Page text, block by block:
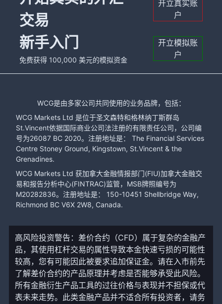
交易
开立真实账
户
新手入门
免费获得 100,000 美元的模拟资金
开立模拟账
户
WCG是由多家公司共同使用的业务品牌，包括：
WCG Markets Ltd 是位于圣文森特和格林纳丁斯群岛
St.Vincent依据国际商业公司法注册的有限责任公司，公司编
号为26087 BC 2020。注册地址是： The Financial Services
Centre Stoney Ground, Kingstown, St.Vincent & the
Grenadines.
WCG Markets Ltd 获加拿大金融情报部门(FIU)加拿大金融交
易和报告分析中心(FINTRAC)监管，MSB牌照编号为
M20282836。注册地址是： 150-10451 Shellbridge Way,
Richmond BC V6X 2W8, Canada.
高风险投资警告：差价合约（CFD）属于复杂的金融产
品，其使用杠杆交易的属性导致本金快速亏损的可能性
较高，您有可能因此被要求追加保证金。请在入市前先
了解差价合约的产品原理并考虑是否能够承受此风险。
所有金融衍生产品工具的过往价格与表现并不担保或代
表未来走势。此类金融产品并不适合所有投资者，请务